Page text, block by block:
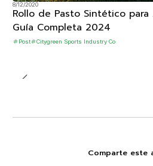
8/12/2020
Rollo de Pasto Sintético para
Guía Completa 2024
Post Citygreen Sports Industry Co
Comparte este